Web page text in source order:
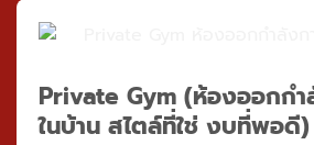
Private Gym (ห้องออกก
ในบ้าน สไตล์ที่ใช่ งบที่พอดี)